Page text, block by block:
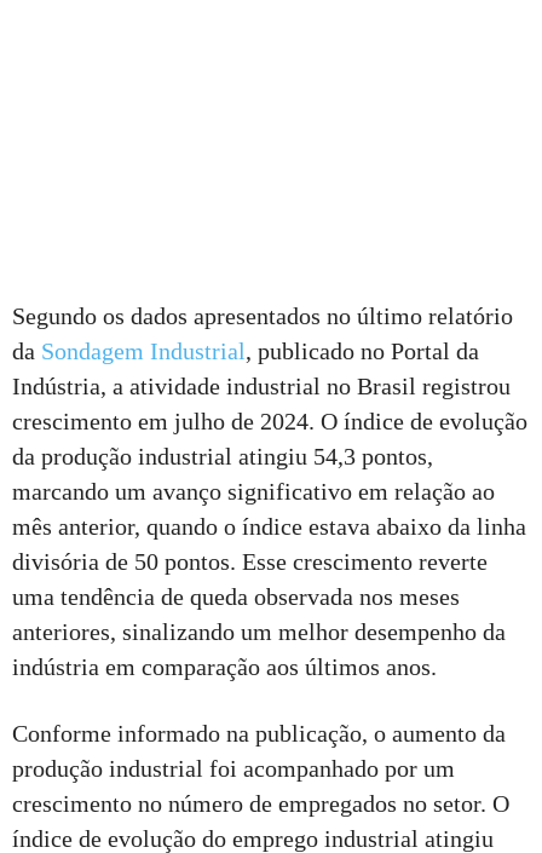
Segundo os dados apresentados no último relatório
da Sondagem Industrial, publicado no Portal da
Indústria, a atividade industrial no Brasil registrou
crescimento em julho de 2024. O índice de evolução
da produção industrial atingiu 54,3 pontos,
marcando um avanço significativo em relação ao
mês anterior, quando o índice estava abaixo da linha
divisória de 50 pontos. Esse crescimento reverte
uma tendência de queda observada nos meses
anteriores, sinalizando um melhor desempenho da
indústria em comparação aos últimos anos.
Conforme informado na publicação, o aumento da
produção industrial foi acompanhado por um
crescimento no número de empregados no setor. O
índice de evolução do emprego industrial atingiu